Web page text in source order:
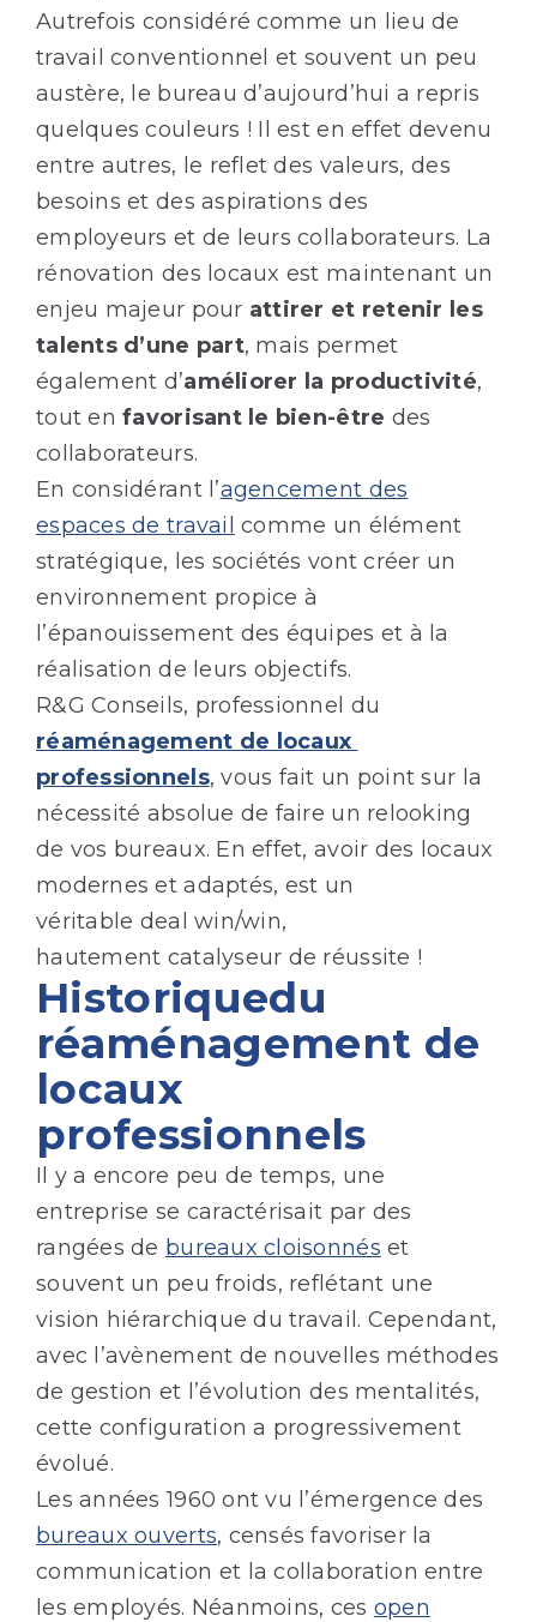
Autrefois considéré comme un lieu de
travail conventionnel et souvent un peu
austère, le bureau d’aujourd’hui a repris
quelques couleurs ! Il est en effet devenu
entre autres, le reflet des valeurs, des
besoins et des aspirations des
employeurs et de leurs collaborateurs. La
rénovation des locaux est maintenant un
enjeu majeur pour attirer et retenir les
talents d’une part, mais permet
également d’améliorer la productivité,
tout enfavorisant le bien-être des
collaborateurs.
En considérant l’agencement des
espaces de travail comme un élément
stratégique, les sociétés vont créer un
environnement propice à
l’épanouissement des équipes et à la
réalisation de leurs objectifs.
R&G Conseils, professionnel du
réaménagement de locaux
professionnels, vous fait un point sur la
nécessité absolue de faire un relooking
de vos bureaux. En effet, avoir des locaux
modernes et adaptés, est un
véritable deal win/win,
hautement catalyseur de réussite !
Historiquedu
réaménagement de
locaux
professionnels
Il y a encore peu de temps, une
entreprise se caractérisait par des
rangées de bureaux cloisonnés et
souvent un peu froids, reflétant une
vision hiérarchique du travail. Cependant,
avec l’avènement de nouvelles méthodes
de gestion et l’évolution des mentalités,
cette configuration a progressivement
évolué.
Les années 1960 ont vu l’émergence des
bureaux ouverts, censés favoriser la
communication et la collaboration entre
les employés. Néanmoins, ces open